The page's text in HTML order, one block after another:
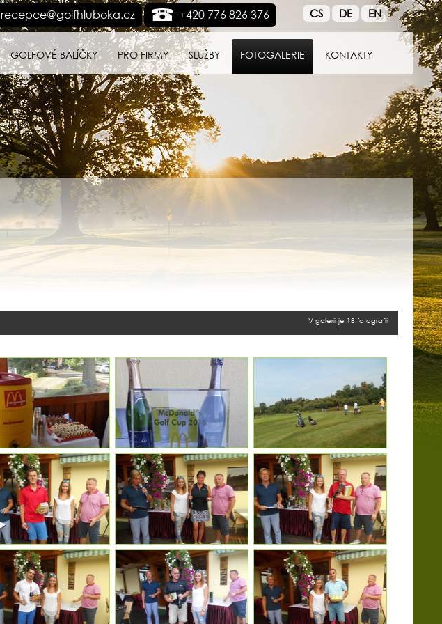
CS DE EN
+420 776 826 376
recepce@golfhluboka.cz
GOLFOVÉ BALÍČKY PRO FIRMY SLUŽBY FOTOGALERIE KONTAKTY
V galerii je 18 fotografií